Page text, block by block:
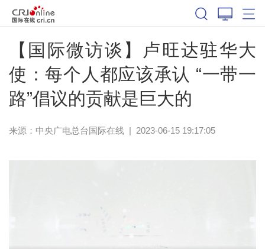
【国际微访谈】卢旺达驻华大
使：每个人都应该承认 “一带一
路”倡议的贡献是巨大的
来源：中央广电总台国际在线| 2023-06-15 19:17:05